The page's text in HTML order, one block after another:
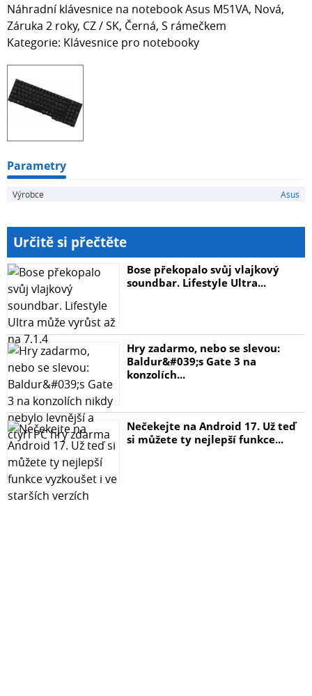
Náhradní klávesnice na notebook Asus M51VA, Nová,
Záruka 2 roky, CZ / SK, Černá, S rámečkem
Kategorie: Klávesnice pro notebooky
Parametry
Výrobce Asus
Určitě si přečtěte
Bose překopalo svůj vlajkový
soundbar. Lifestyle Ultra...
Hry zadarmo, nebo se slevou:
Baldur&#039;s Gate 3 na
konzolích...
Nečekejte na Android 17. Už teď
si můžete ty nejlepší funkce...